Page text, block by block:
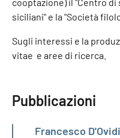
siciliani" e la "Società
Sugli interessi e la
vitae e aree di ricerca.
Pubblicazioni
Francesco